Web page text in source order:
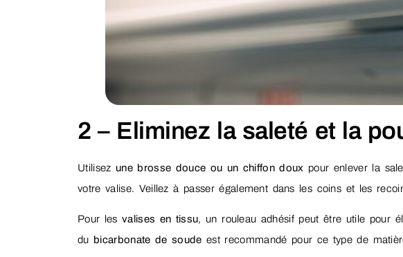
2 – Eliminez la saleté et la
Utilisez une brosse douce ou un chiffon doux pour enlever la
votre valise. Veillez à passer également dans les coins et les
Pour lesvalises en tissu, un rouleau adhésif peut être utile pour
du bicarbonate de soude est recommandé pour ce type de